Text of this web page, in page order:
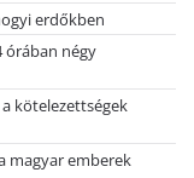
erdőkben
órában négy
kötelezettségek
magyar emberek